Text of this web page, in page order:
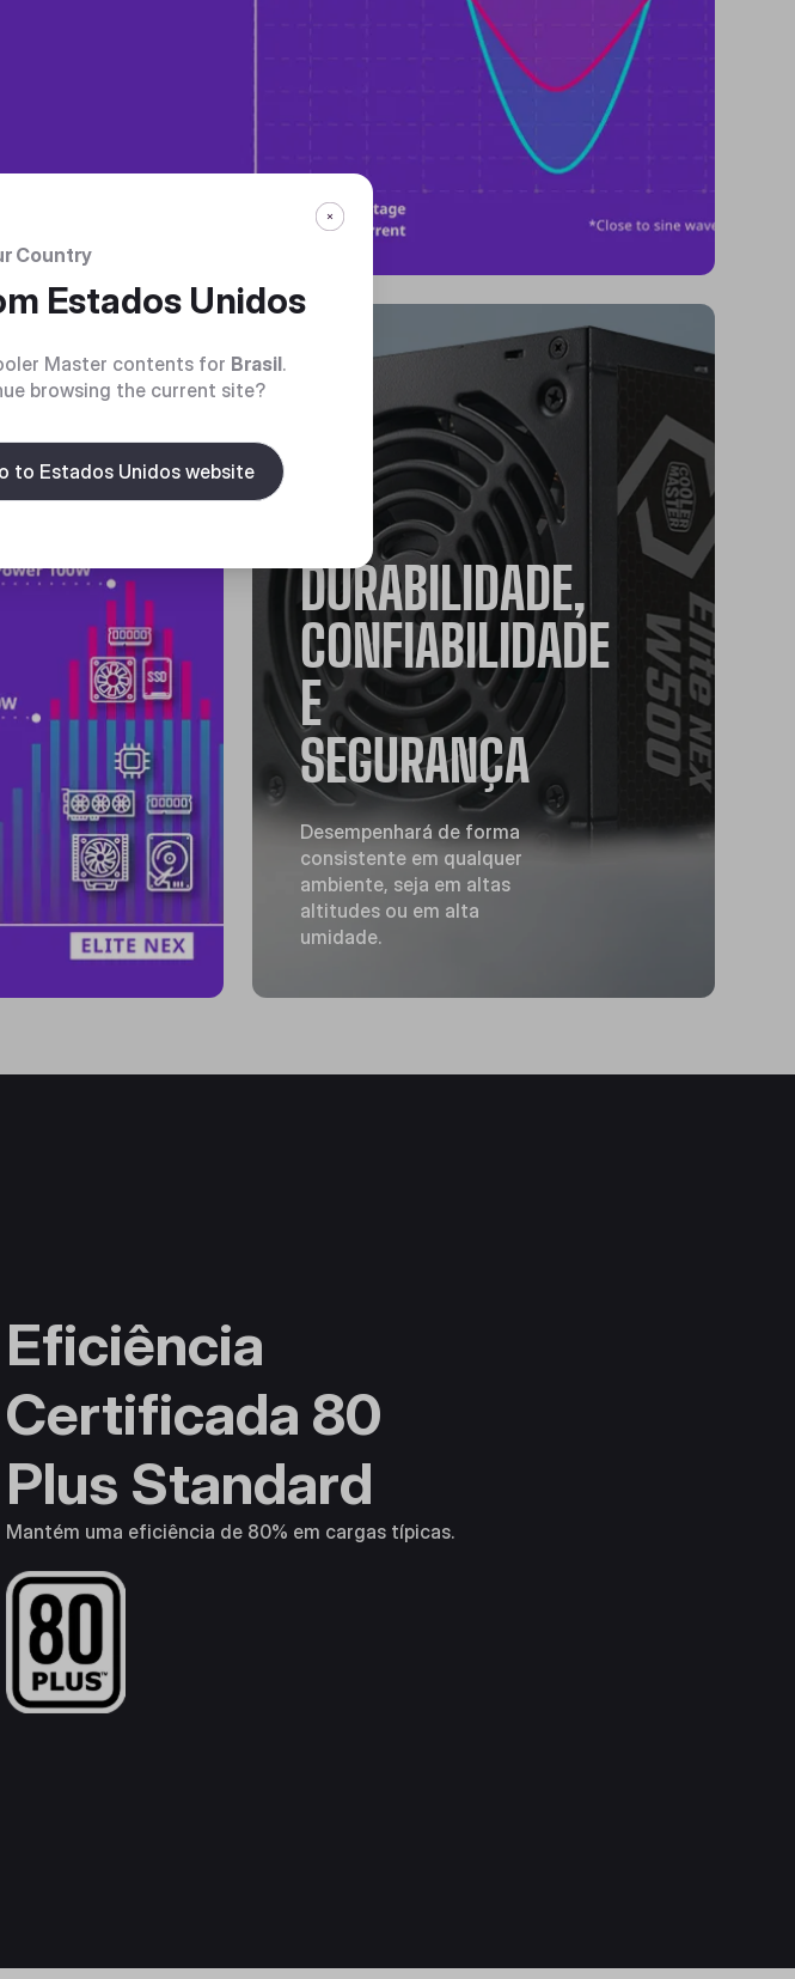
DURABILIDADE,
CONFIABILIDADE
E
SEGURANÇA
Desempenhará de forma
consistente em qualquer
ambiente, seja em altas
altitudes ou em alta
umidade.
Eficiência
Certificada 80
Plus Standard
Mantém uma eficiência de 80% em cargas típicas.
Country
Estados Unidos
Master contents for Brasil.
browsing the current site?
to Estados Unidos website